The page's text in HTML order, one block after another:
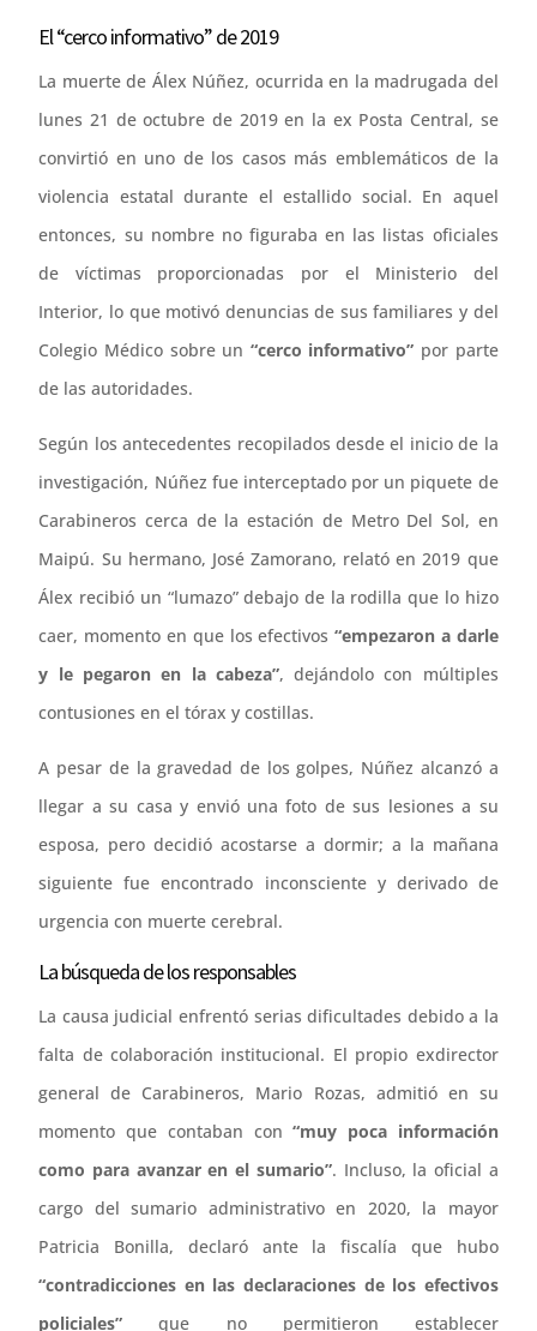
El “cerco informativo” de 2019
La muerte de Álex Núñez, ocurrida en la madrugada del
lunes 21 de octubre de 2019 en la ex Posta Central, se
convirtió en uno de los casos más emblemáticos de la
violencia estatal durante el estallido social. En aquel
entonces, su nombre no figuraba en las listas oficiales
de víctimas proporcionadas por el Ministerio del
Interior, lo que motivó denuncias de sus familiares y del
Colegio Médico sobre un “cerco informativo” por parte
de las autoridades.
Según los antecedentes recopilados desde el inicio de la
investigación, Núñez fue interceptado por un piquete de
Carabineros cerca de la estación de Metro Del Sol, en
Maipú. Su hermano, José Zamorano, relató en 2019 que
Álex recibió un “lumazo” debajo de la rodilla que lo hizo
caer, momento en que los efectivos“empezaron a darle
y le pegaron en la cabeza”, dejándolo con múltiples
contusiones en el tórax y costillas.
A pesar de la gravedad de los golpes, Núñez alcanzó a
llegar a su casa y envió una foto de sus lesiones a su
esposa, pero decidió acostarse a dormir; a la mañana
siguiente fue encontrado inconsciente y derivado de
urgencia con muerte cerebral.
La búsqueda de los responsables
La causa judicial enfrentó serias dificultades debido a la
falta de colaboración institucional. El propio exdirector
general de Carabineros, Mario Rozas, admitió en su
momento que contaban con“muy poca información
como para avanzar en el sumario”. Incluso, la oficial a
cargo del sumario administrativo en 2020, la mayor
Patricia Bonilla, declaró ante la fiscalía que hubo
“contradicciones en las declaraciones de los efectivos
policiales” que no permitieron establecer